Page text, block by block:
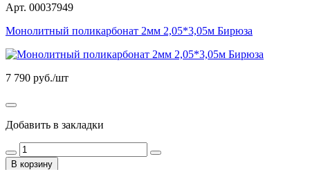
Арт. 00037949
Монолитный поликарбонат 2мм 2,05*3,05м Бирюза
7 790 руб./шт
Добавить в закладки
В корзину